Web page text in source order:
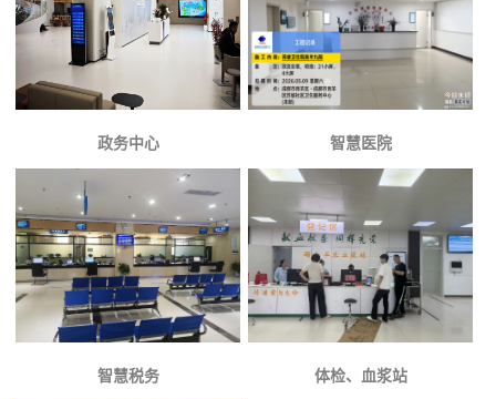
政务中心 智慧医院
智慧税务 体检、血浆站